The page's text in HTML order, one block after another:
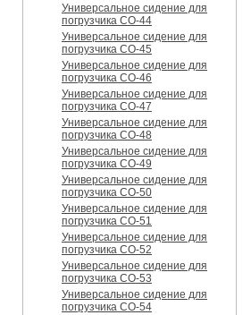
Универсальное сидение для
погрузчика CO-44
Универсальное сидение для
погрузчика CO-45
Универсальное сидение для
погрузчика CO-46
Универсальное сидение для
погрузчика CO-47
Универсальное сидение для
погрузчика CO-48
Универсальное сидение для
погрузчика CO-49
Универсальное сидение для
погрузчика CO-50
Универсальное сидение для
погрузчика CO-51
Универсальное сидение для
погрузчика CO-52
Универсальное сидение для
погрузчика CO-53
Универсальное сидение для
погрузчика CO-54